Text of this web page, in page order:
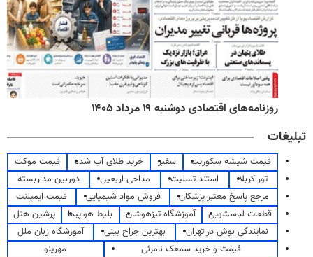
روزنامه‌های اقتصادی دوشنبه ۱۹ مرداد ۱۴۰۵
تبلیغات
قیمت شیشه سکوریت سفیر خرید طلای آب شده
قیمت موکت
تور کربلا
استند تسلیت مداحی اربعین
دوربین مداربسته
مرجع پاسخ معتبر پزشکان
فروش مواد شیمیایی
قیمت ایمپلنت
قطعات لباسشویی
آموزشگاه تیزهوشان بلیط هواپیما
پرشین هتل
نمایندگی بوش در تهران
بهترین جراح بینی
آموزشگاه زبان ملل
قیمت و خرید سمعک نامرئی
مهرینو